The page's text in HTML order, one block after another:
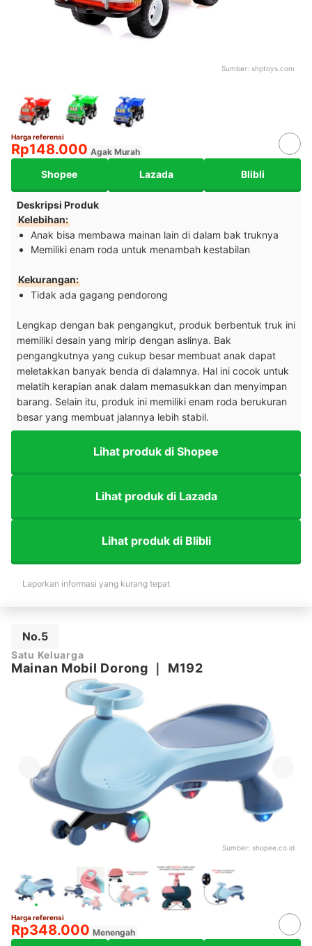
Sumber: shptoys.com
Harga referensi
Rp148.000 Agak Murah
Shopee Lazada Blibli
Deskripsi Produk
Kelebihan:
Anak bisa membawa mainan lain di dalam bak truknya
Memiliki enam roda untuk menambah kestabilan
Kekurangan:
Tidak ada gagang pendorong
Lengkap dengan bak pengangkut, produk berbentuk truk ini
memiliki desain yang mirip dengan aslinya. Bak
pengangkutnya yang cukup besar membuat anak dapat
meletakkan banyak benda di dalamnya. Hal ini cocok untuk
melatih kerapian anak dalam memasukkan dan menyimpan
barang. Selain itu, produk ini memiliki enam roda berukuran
besar yang membuat jalannya lebih stabil.
Lihat produk di Shopee
Lihat produk di Lazada
Lihat produk di Blibli
Laporkan informasi yang kurang tepat
No.5
Satu Keluarga
Mainan Mobil Dorong M192
Sumber: shopee.co.id
Harga referensi
Rp348.000 Menengah